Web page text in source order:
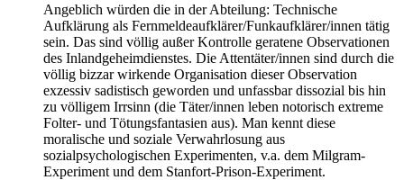
Angeblich würden die in der Abteilung: Technische
Aufklärung als Fernmeldeaufklärer/Funkaufklärer/innen tätig
sein. Das sind völlig außer Kontrolle geratene Observationen
des Inlandgeheimdienstes. Die Attentäter/innen sind durch die
völlig bizzar wirkende Organisation dieser Observation
exzessiv sadistisch geworden und unfassbar dissozial bis hin
zu völligem Irrsinn (die Täter/innen leben notorisch extreme
Folter- und Tötungsfantasien aus). Man kennt diese
moralische und soziale Verwahrlosung aus
sozialpsychologischen Experimenten, v.a. dem Milgram-
Experiment und dem Stanfort-Prison-Experiment.